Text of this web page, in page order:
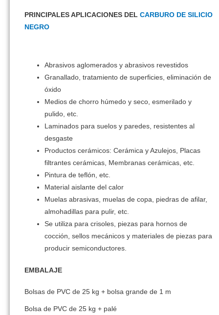
PRINCIPALES APLICACIONES DEL CARBURO DE SILICIO
NEGRO
Abrasivos aglomerados y abrasivos revestidos
Granallado, tratamiento de superficies, eliminación de
óxido
Medios de chorro húmedo y seco, esmerilado y
pulido, etc.
Laminados para suelos y paredes, resistentes al
desgaste
Productos cerámicos: Cerámica y Azulejos, Placas
filtrantes cerámicas, Membranas cerámicas, etc.
Pintura de teflón, etc.
Material aislante del calor
Muelas abrasivas, muelas de copa, piedras de afilar,
almohadillas para pulir, etc.
Se utiliza para crisoles, piezas para hornos de
cocción, sellos mecánicos y materiales de piezas para
producir semiconductores.
EMBALAJE
Bolsas de PVC de 25 kg + bolsa grande de 1 m
Bolsa de PVC de 25 kg + palé